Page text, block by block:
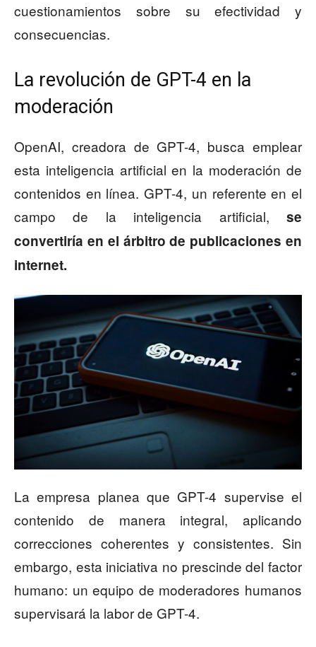
cuestionamientos sobre su efectividad y
consecuencias.
La revolución de GPT-4 en la
moderación
OpenAI, creadora de GPT-4, busca emplear
esta inteligencia artificial en la moderación de
contenidos en línea. GPT-4, un referente en el
campo de la inteligencia artificial, se
convertiría en el árbitro de publicaciones en
internet.
La empresa planea que GPT-4 supervise el
contenido de manera integral, aplicando
correcciones coherentes y consistentes. Sin
embargo, esta iniciativa no prescinde del factor
humano: un equipo de moderadores humanos
supervisará la labor de GPT-4.